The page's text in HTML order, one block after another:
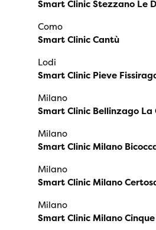
Smart Clinic Stezzano Le
Como
Smart Clinic Cantù
Lodi
Smart Clinic Pieve
Milano
Smart Clinic Bellinzago
Milano
Smart Clinic Milano
Milano
Smart Clinic Milano
Milano
Smart Clinic Milano